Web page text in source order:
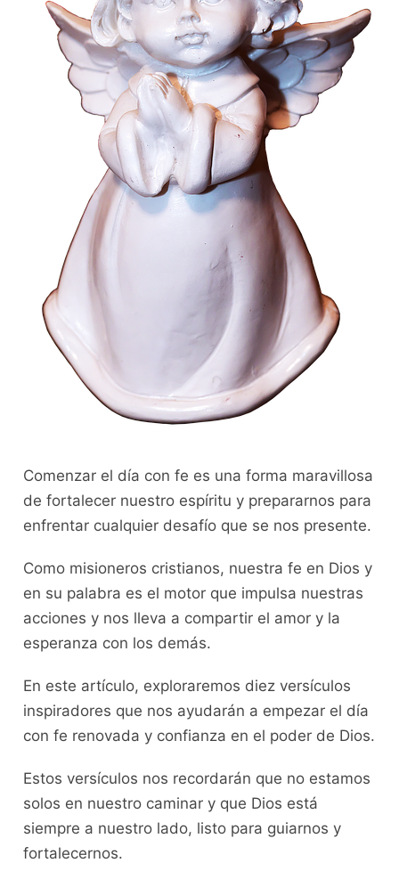
Comenzar el día con fe es una forma maravillosa
de fortalecer nuestro espíritu y prepararnos para
enfrentar cualquier desafío que se nos presente.
Como misioneros cristianos, nuestra fe en Dios y
en su palabra es el motor que impulsa nuestras
acciones y nos lleva a compartir el amor y la
esperanza con los demás.
En este artículo, exploraremos diez versículos
inspiradores que nos ayudarán a empezar el día
con fe renovada y confianza en el poder de Dios.
Estos versículos nos recordarán que no estamos
solos en nuestro caminar y que Dios está
siempre a nuestro lado, listo para guiarnos y
fortalecernos.